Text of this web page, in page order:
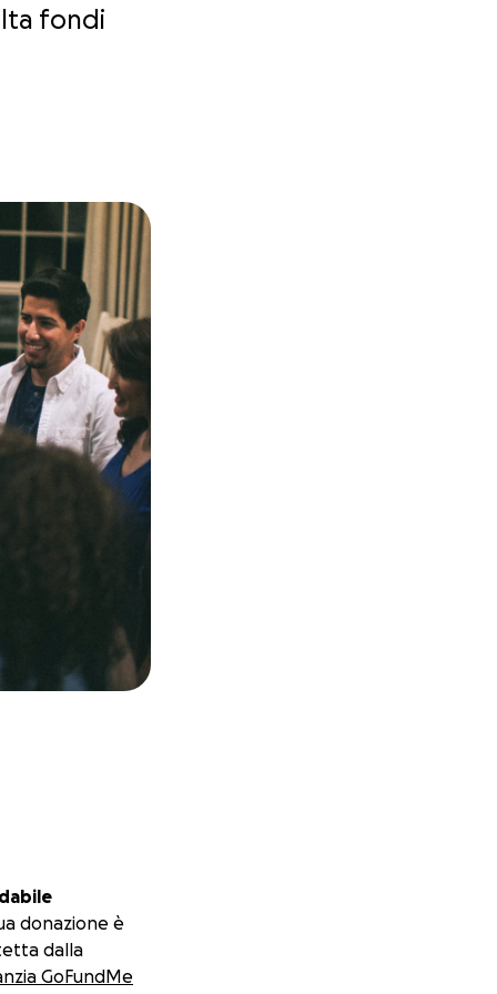
fondi
donazione è
dalla
GoFundMe